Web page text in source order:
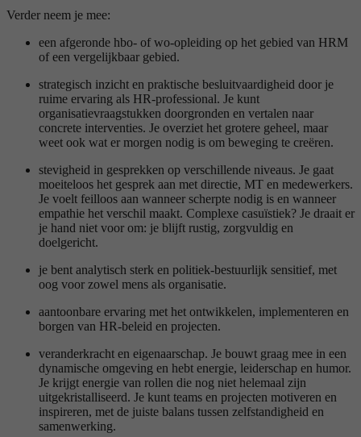
Verder neem je mee:
een afgeronde hbo- of wo-opleiding op het gebied van HRM
of een vergelijkbaar gebied.
strategisch inzicht en praktische besluitvaardigheid door je
ruime ervaring als HR-professional. Je kunt
organisatievraagstukken doorgronden en vertalen naar
concrete interventies. Je overziet het grotere geheel, maar
weet ook wat er morgen nodig is om beweging te creëren.
stevigheid in gesprekken op verschillende niveaus. Je gaat
moeiteloos het gesprek aan met directie, MT en medewerkers.
Je voelt feilloos aan wanneer scherpte nodig is en wanneer
empathie het verschil maakt. Complexe casuïstiek? Je draait er
je hand niet voor om: je blijft rustig, zorgvuldig en
doelgericht.
je bent analytisch sterk en politiek-bestuurlijk sensitief, met
oog voor zowel mens als organisatie.
aantoonbare ervaring met het ontwikkelen, implementeren en
borgen van HR-beleid en projecten.
veranderkracht en eigenaarschap. Je bouwt graag mee in een
dynamische omgeving en hebt energie, leiderschap en humor.
Je krijgt energie van rollen die nog niet helemaal zijn
uitgekristalliseerd. Je kunt teams en projecten motiveren en
inspireren, met de juiste balans tussen zelfstandigheid en
samenwerking.